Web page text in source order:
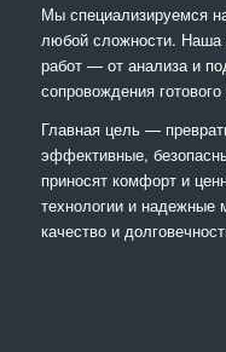
Мы специализируемся
любой сложности. Наша
работ — от анализа и
сопровождения
Главная цель —
эффективные,
приносят комфорт и
технологии и надежные
качество и